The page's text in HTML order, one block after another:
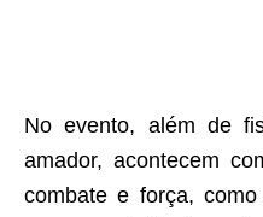
No evento, além de
amador, acontecem
combate e força,